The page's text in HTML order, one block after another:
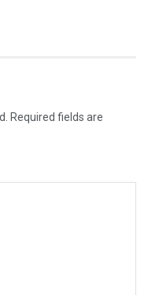
Required fields are